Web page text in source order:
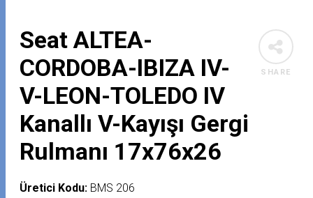
SHARE
Seat ALTEA-
CORDOBA-IBIZA IV-
V-LEON-TOLEDO IV
Kanallı V-Kayışı Gergi
Rulmanı 17x76x26
Üretici Kodu: BMS 206